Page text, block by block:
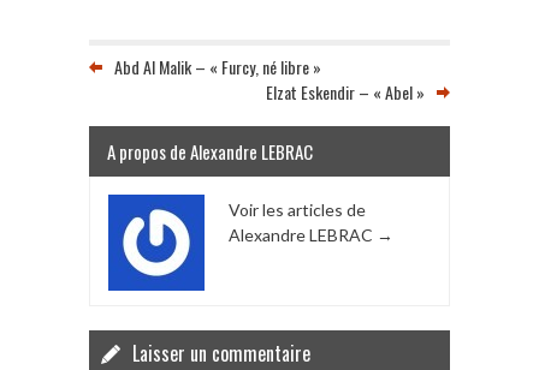
Abd Al Malik – « Furcy, né libre »
Elzat Eskendir – « Abel »
A propos de Alexandre LEBRAC
Voir les articles de
Alexandre LEBRAC →
Laisser un commentaire